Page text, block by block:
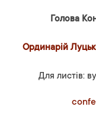
Голова
Ординарій
Для листів: